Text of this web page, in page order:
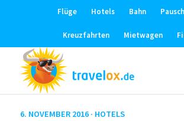
Flüge Hotels Bahn
Kreuzfahrten Mietwagen
6. NOVEMBER 2016 · HOTELS